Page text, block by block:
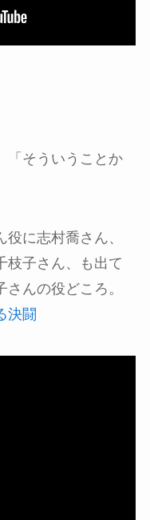
「そういうことか
に志村喬さん、
枝子さん、も出て
んの役どころ。
決闘